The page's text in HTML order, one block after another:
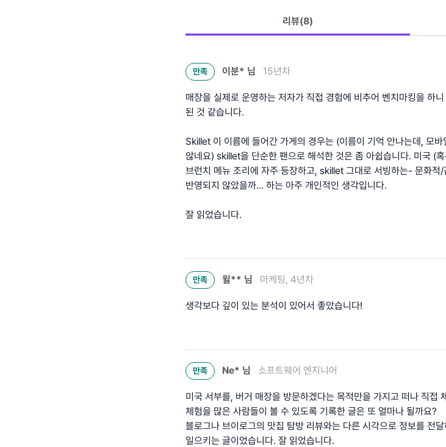
리뷰(8)
만족 이분* 님 15년차
매장을 실제로 운영하는 저자가 직접 경험에 비추어 벤치마킹을 하
된 것 같습니다.
Skillet 이 이름에 들어간 가게의 경우는 (이름이 기억 안나는데, 모
않네요) skillet을 단순한 팬으로 해석한 것은 좀 아쉽습니다. 미국 (
브런치 메뉴 조리에 자주 등장하고, skillet 그대로 서빙하는- 문화적
반영되지 않았을까... 하는 아주 개인적인 생각입니다.
잘 읽었습니다.
만족 윌** 님 마케팅, 4년차
생각보다 깊이 있는 분석이 있어서 좋았습니다!
만족 Ne* 님 소프트웨어 엔지니어
미국 서부를, 버거 매장을 방문하겠다는 목적만을 가지고 떠나 직접
체험을 많은 사람들이 볼 수 있도록 기록한 글은 또 얼마나 될까요?
블로그나 브이로그의 맛집 탐방 리뷰와는 다른 시각으로 정보를 전
일으키는 글이었습니다. 잘 읽었습니다.